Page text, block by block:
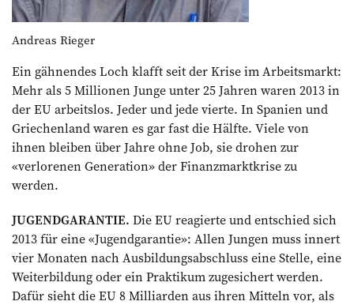
Andreas Rieger
Ein gähnendes Loch klafft seit der Krise im Arbeitsmarkt:
Mehr als 5 Millionen Junge unter 25 Jahren waren 2013 in
der EU arbeitslos. Jeder und jede vierte. In Spanien und
Griechenland waren es gar fast die Hälfte. Viele von
ihnen bleiben über Jahre ohne Job, sie drohen zur
«verlorenen Generation» der Finanzmarktkrise zu
werden.
JUGENDGARANTIE. Die EU reagierte und entschied sich
2013 für eine «Jugendgarantie»: Allen Jungen muss innert
vier Monaten nach Ausbildungsabschluss eine Stelle, eine
Weiterbildung oder ein Praktikum zugesichert werden.
Dafür sieht die EU 8 Milliarden aus ihren Mitteln vor, als